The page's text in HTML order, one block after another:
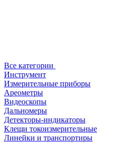
Все категории
Инструмент
Измерительные приборы
Ареометры
Видеоскопы
Дальномеры
Детекторы-индикаторы
Клещи токоизмерительные
Линейки и транспортиры